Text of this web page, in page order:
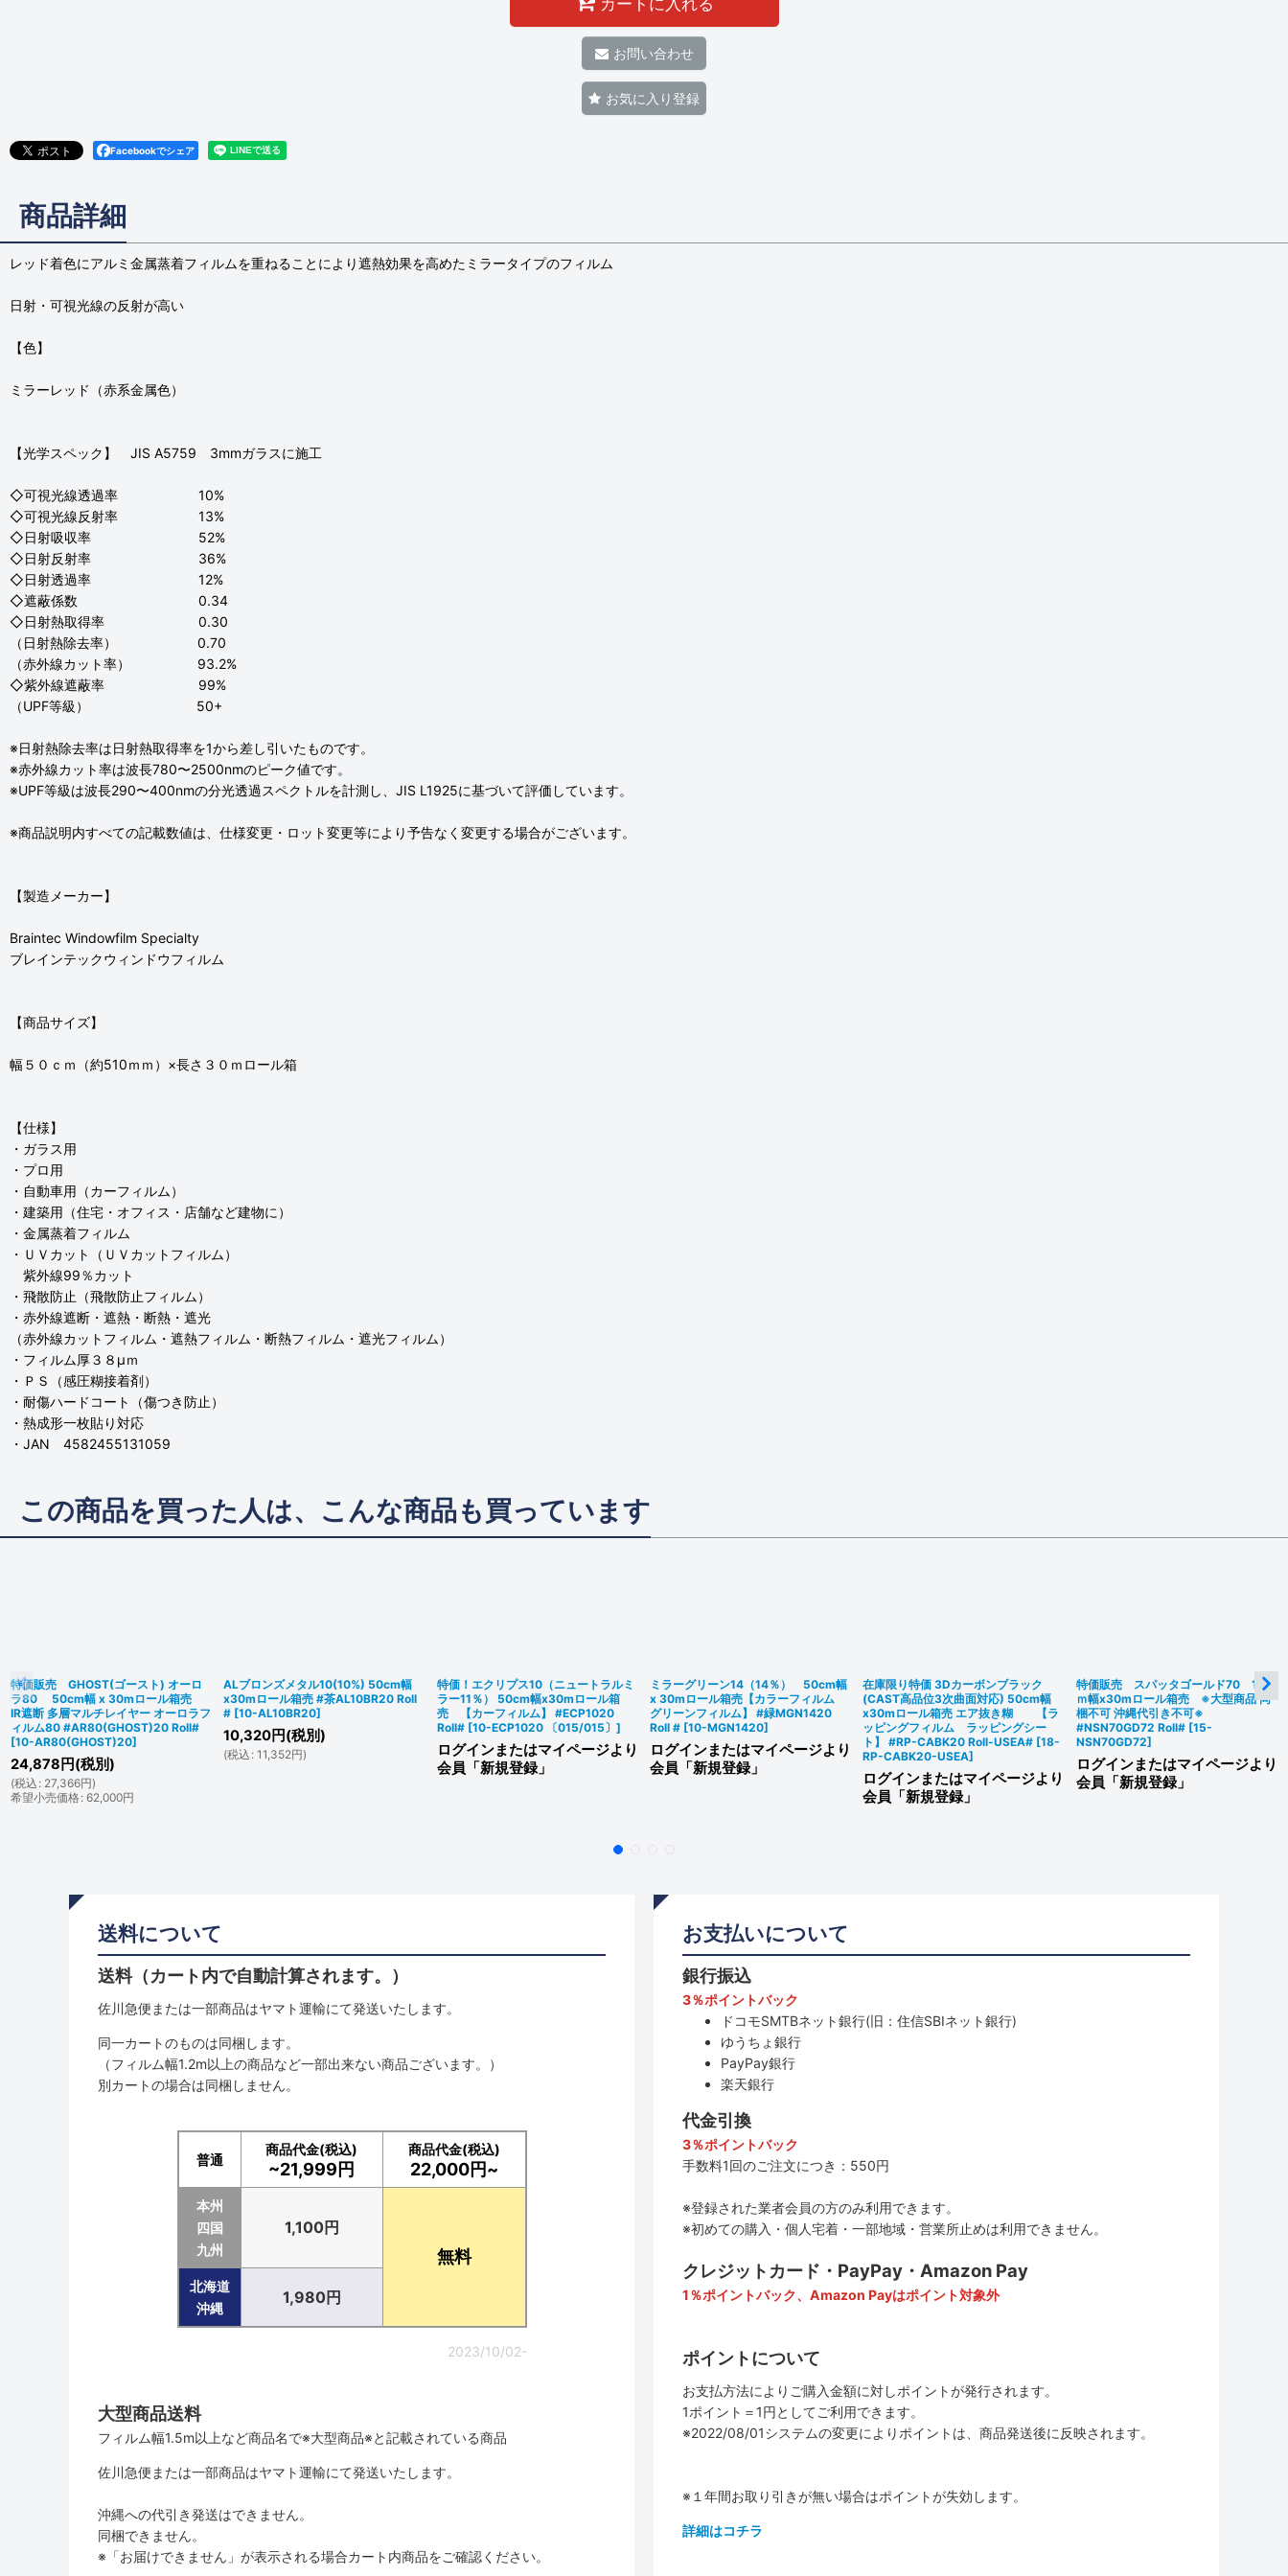
お問い合わせ
お気に入り登録
Facebookでシェア
商品詳細
レッド着色にアルミ金属蒸着フィルムを重ねることにより遮熱効果を高めたミラータイプのフィルム
日射・可視光線の反射が高い
【色】
ミラーレッド（赤系金属色）
【光学スペック】 JIS A5759 3mmガラスに施工
◇可視光線透過率 10%
◇可視光線反射率 13%
◇日射吸収率 52%
◇日射反射率 36%
◇日射透過率 12%
◇遮蔽係数 0.34
◇日射熱取得率 0.30
（日射熱除去率） 0.70
（赤外線カット率） 93.2%
◇紫外線遮蔽率 99%
（UPF等級） 50+
※日射熱除去率は日射熱取得率を1から差し引いたものです。
※赤外線カット率は波長780〜2500nmのピーク値です。
※UPF等級は波長290〜400nmの分光透過スペクトルを計測し、JIS L1925に基づいて評価しています。
※商品説明内すべての記載数値は、仕様変更・ロット変更等により予告なく変更する場合がございます。
【製造メーカー】
Braintec Windowfilm Specialty
ブレインテックウィンドウフィルム
【商品サイズ】
幅５０ｃｍ（約510ｍｍ）×長さ３０ｍロール箱
【仕様】
・ガラス用
・プロ用
・自動車用（カーフィルム）
・建築用（住宅・オフィス・店舗など建物に）
・金属蒸着フィルム
・ＵＶカット（ＵＶカットフィルム）
紫外線99％カット
・飛散防止（飛散防止フィルム）
・赤外線遮断・遮熱・断熱・遮光
（赤外線カットフィルム・遮熱フィルム・断熱フィルム・遮光フィルム）
・フィルム厚３８μｍ
・ＰＳ（感圧糊接着剤）
・耐傷ハードコート（傷つき防止）
・熱成形一枚貼り対応
・JAN 4582455131059
この商品を買った人は、こんな商品も買っています
特価販売 GHOST(ゴースト) オーロ
ラ80 50cm幅 x 30mロール箱売
IR遮断 多層マルチレイヤー オーロラフ
ィルム80 #AR80(GHOST)20 Roll#
[10-AR80(GHOST)20]
24,878 円(税別)
(税込 : 27,366円)
希望小売価格 : 62,000円
ALブロンズメタル10(10%) 50cm幅
x30mロール箱売 #茶AL10BR20 Roll
# [10-AL10BR20]
10,320円(税別)
(税込 : 11,352円)
特価！エクリプス10（ニュートラルミ
ラー11％） 50cm幅x30mロール箱
売 【カーフィルム】 #ECP1020
Roll# [10-ECP1020 〔015/015〕 ]
ログインまたはマイページより
会員「新規登録」
ミラーグリーン14（14％） 50cm幅
x 30mロール箱売【カラーフィルム
グリーンフィルム】 #緑MGN1420
Roll # [10-MGN1420]
ログインまたはマイページより
会員「新規登録」
在庫限り特価 3Dカーボンブラック
(CAST高品位3次曲面対応) 50cm幅
x30mロール箱売 エア抜き糊 【ラ
ッピングフィルム ラッピングシー
ト】 #RP-CABK20 Roll-USEA# [18-
RP-CABK20-USEA]
ログインまたはマイページより
会員「新規登録」
特価販売 スパッタゴールド70 1.8
ｍ幅x30mロール箱売 ※大型商品 同
梱不可 沖縄代引き不可※
#NSN70GD72 Roll# [15-
NSN70GD72]
ログインまたはマイページより
会員「新規登録」
送料について
送料（カート内で自動計算されます。）
佐川急便または一部商品はヤマト運輸にて発送いたします。
同一カートのものは同梱します。
（フィルム幅1.2m以上の商品など一部出来ない商品ございます。）
別カートの場合は同梱しません。
普通
商品代金(税込)
~21,999円
商品代金(税込)
22,000円~
本州
四国
九州
1,100円
無料
北海道
沖縄
1,980円
2023/10/02-
大型商品送料
フィルム幅1.5m以上など商品名で※大型商品※と記載されている商品
佐川急便または一部商品はヤマト運輸にて発送いたします。
沖縄への代引き発送はできません。
同梱できません。
※「お届けできません」が表示される場合カート内商品をご確認ください。
お支払いについて
銀行振込
3％ポイントバック
ドコモSMTBネット銀行(旧：住信SBIネット銀行)
ゆうちょ銀行
PayPay銀行
楽天銀行
代金引換
3％ポイントバック
手数料1回のご注文につき：550円
※登録された業者会員の方のみ利用できます。
※初めての購入・個人宅着・一部地域・営業所止めは利用できません。
クレジットカード・PayPay・Amazon Pay
1％ポイントバック、Amazon Payはポイント対象外
ポイントについて
お支払方法によりご購入金額に対しポイントが発行されます。
1ポイント＝1円としてご利用できます。
※2022/08/01システムの変更によりポイントは、商品発送後に反映されます。
※１年間お取り引きが無い場合はポイントが失効します。
詳細はコチラ